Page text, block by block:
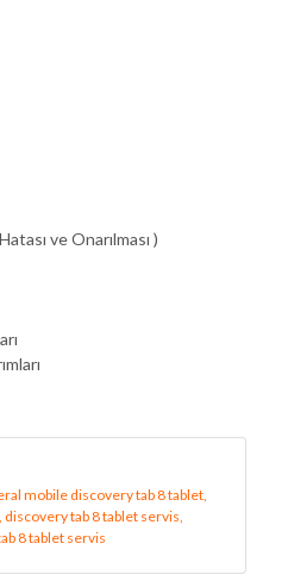
ve Onarılması )
mobile discovery tab 8 tablet,
tab 8 tablet servis,
8 tablet servis